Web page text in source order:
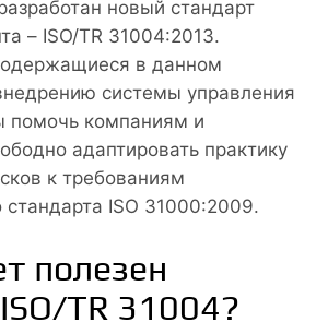
новый стандарт
– ISO/TR 31004:2013.
в данном
системы управления
помочь компаниям и
адаптировать практику
к требованиям
ISO 31000:2009.
полезен
TR 31004?